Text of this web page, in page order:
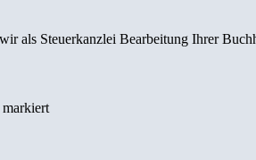
als Steuerkanzlei Bearbeitung Ihrer
markiert